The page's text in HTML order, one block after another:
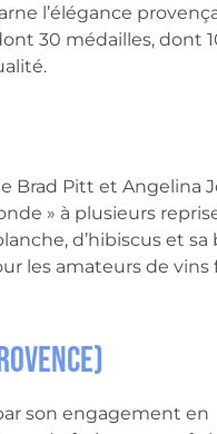
l’élégance
30 médailles, dont
Brad Pitt et Angelina
» à plusieurs
d’hibiscus et sa
les amateurs de vins
son engagement en